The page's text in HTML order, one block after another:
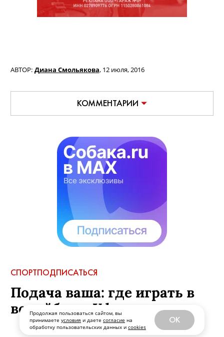
Продолжая пользоваться сайтом, вы
принимаете условия и даете согласие на
обработку пользовательских данных и cookies
OK
АВТОР: Диана Смольякова, 12 июля, 2016
КОММЕНТАРИИ
СПОРТПОДПИСАТЬСЯ
Подача ваша: где играть в
волейбол в Уфе